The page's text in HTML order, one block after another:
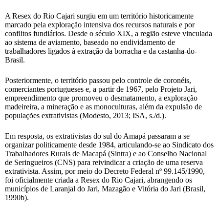
A Resex do Rio Cajari surgiu em um território historicamente
marcado pela exploração intensiva dos recursos naturais e por
conflitos fundiários. Desde o século XIX, a região esteve vinculada
ao sistema de aviamento, baseado no endividamento de
trabalhadores ligados à extração da borracha e da castanha-do-
Brasil.
Posteriormente, o território passou pelo controle de coronéis,
comerciantes portugueses e, a partir de 1967, pelo Projeto Jari,
empreendimento que promoveu o desmatamento, a exploração
madeireira, a mineração e as monoculturas, além da expulsão de
populações extrativistas (Modesto, 2013; ISA, s./d.).
Em resposta, os extrativistas do sul do Amapá passaram a se
organizar politicamente desde 1984, articulando-se ao Sindicato dos
Trabalhadores Rurais de Macapá (Sintra) e ao Conselho Nacional
de Seringueiros (CNS) para reivindicar a criação de uma reserva
extrativista. Assim, por meio do Decreto Federal nº 99.145/1990,
foi oficialmente criada a Resex do Rio Cajari, abrangendo os
municípios de Laranjal do Jari, Mazagão e Vitória do Jari (Brasil,
1990b).